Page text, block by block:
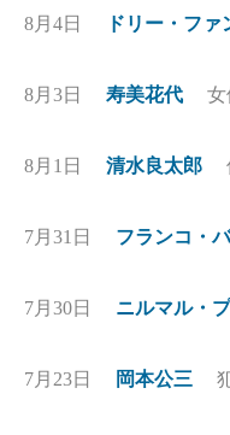
8月4日 ドリー・フ
8月3日 寿美花代 女
8月1日 清水良太郎
7月31日 フランコ・
7月30日 ニルマル・
7月23日 岡本公三